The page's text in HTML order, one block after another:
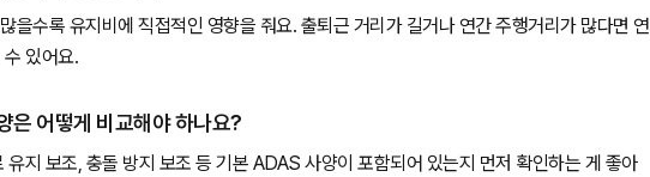
을수록 유지비에 직접적인 영향을 줘요. 출퇴근 거리가 길거나 연간 주행거리가 많다면 연
있어요.
은 어떻게 비교해야 하나요?
유지 보조, 충돌 방지 보조 등 기본 ADAS 사양이 포함되어 있는지 먼저 확인하는 게 좋아